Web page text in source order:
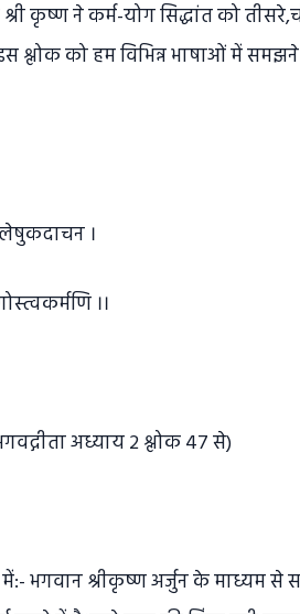
श्री कृष्ण ने कर्म-योग सिद्धांत को
श्लोक को हम विभिन्न भाषाओं में
।
।।
अध्याय 2 श्लोक 47 से)
में:- भगवान श्रीकृष्ण अर्जुन के माध्यम